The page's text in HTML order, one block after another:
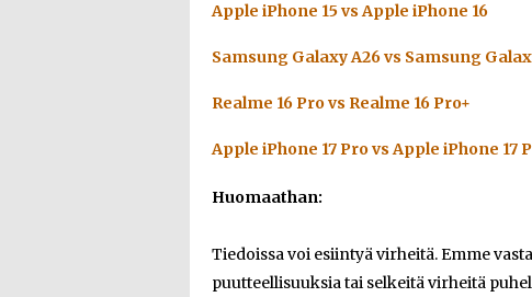
Apple iPhone 15 vs Apple iPhone 16
Samsung Galaxy A26 vs Samsung
Realme 16 Pro vs Realme 16 Pro+
Apple iPhone 17 Pro vs Apple iPhone 17
Huomaathan:
Tiedoissa voi esiintyä virheitä. Emme
puutteellisuuksia tai selkeitä virheitä